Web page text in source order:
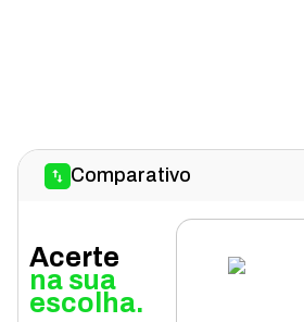
Comparativo
Acerte
na sua
escolha.